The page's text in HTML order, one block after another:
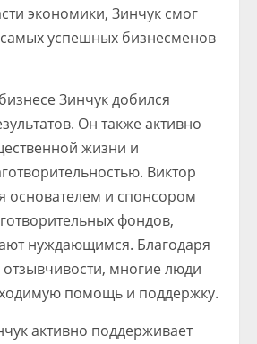
экономики, Зинчук смог
самых успешных бизнесменов
Зинчук добился
Он также активно
жизни и
Виктор
основателем и спонсором
фондов,
нуждающимся. Благодаря
многие люди
помощь и поддержку.
активно поддерживает